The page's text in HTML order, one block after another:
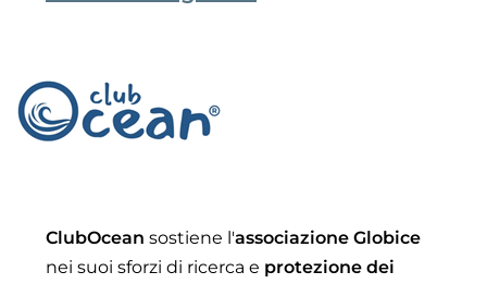
ClubOcean sostiene l'associazione Globice
nei suoi sforzi di ricerca e protezione dei